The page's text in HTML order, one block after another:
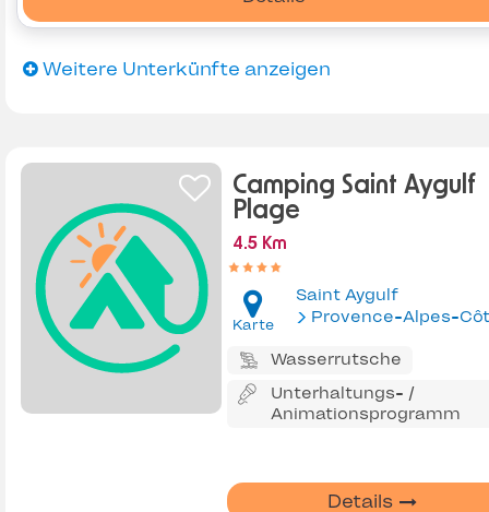
Weitere Unterkünfte anzeigen
Camping Saint Aygulf
Plage
4.5 Km
Karte
Saint Aygulf
Provence-Alpes-Côte
Wasserrutsche
Unterhaltungs- /
Animationsprogramm
Details